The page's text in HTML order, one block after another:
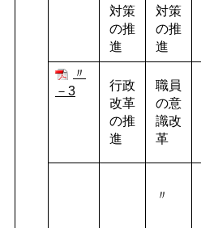
対策
の推
進
対策
の推
進
〃
－3
行政
改革
の推
進
職員
の意
識改
革
〃